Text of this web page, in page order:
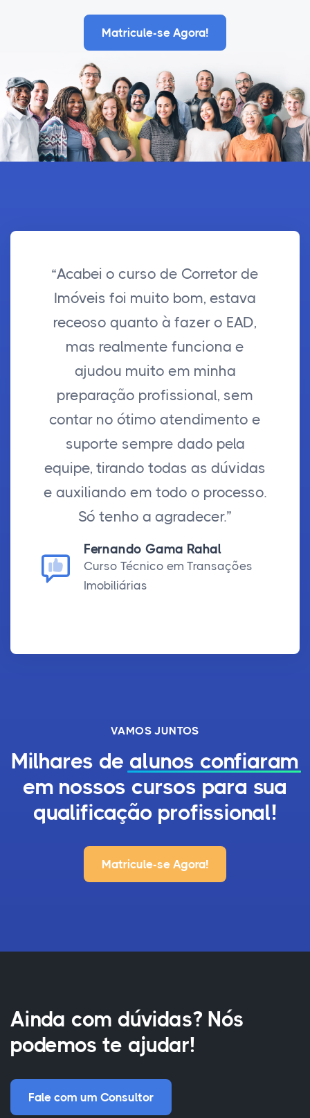
Matricule-se Agora!
“Acabei o curso de Corretor de
Imóveis foi muito bom, estava
receoso quanto à fazer o EAD,
mas realmente funciona e
ajudou muito em minha
preparação profissional, sem
contar no ótimo atendimento e
suporte sempre dado pela
equipe, tirando todas as dúvidas
e auxiliando em todo o processo.
Só tenho a agradecer.”
Fernando Gama Rahal
Curso Técnico em Transações
Imobiliárias
VAMOS JUNTOS
Milhares de alunos confiaram
em nossos cursos para sua
qualificação profissional!
Matricule-se Agora!
Ainda com dúvidas? Nós
podemos te ajudar!
Fale com um Consultor